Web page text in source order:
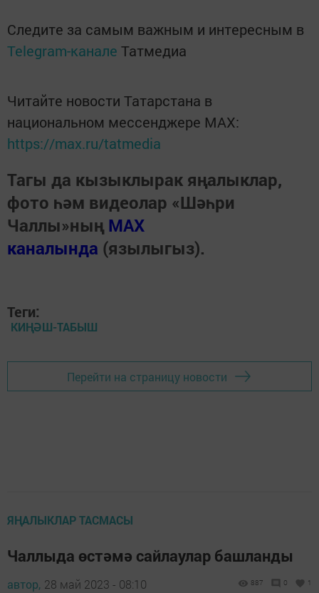
Следите за самым важным и интересным в
Telegram-канале Татмедиа
Читайте новости Татарстана в
национальном мессенджере MАХ:
https://max.ru/tatmedia
Тагы да кызыклырак яңалыклар,
фото һәм видеолар «Шәһри
Чаллы»ның MAX
каналында (язылыгыз).
Теги:
КИҢӘШ-ТАБЫШ
Перейти на страницу новости
ЯҢАЛЫКЛАР ТАСМАСЫ
Чаллыда өстәмә сайлаулар башланды
автор, 28 май 2023 - 08:10 887 0 1